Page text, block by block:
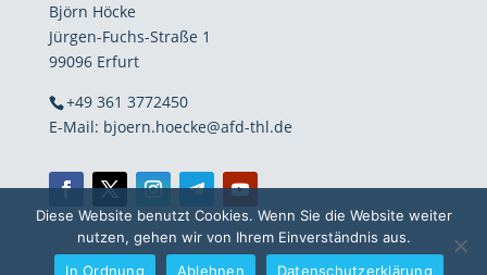
Björn Höcke
Jürgen-Fuchs-Straße 1
99096 Erfurt
+49 361 3772450
E-Mail: bjoern.hoecke@afd-thl.de
Diese Website benutzt Cookies. Wenn Sie die Website weiter
nutzen, gehen wir von Ihrem Einverständnis aus.
In Ordnung
Ablehnen Datenschutzerklärung